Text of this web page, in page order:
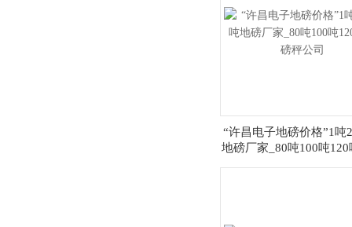
“许昌电子地磅价格”1吨
地磅厂家_80吨100吨120